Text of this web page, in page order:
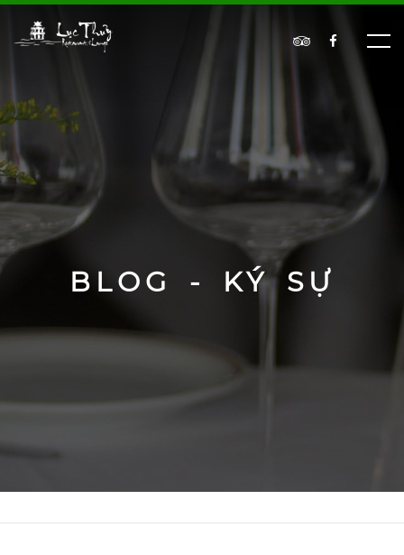
BLOG - KÝ SỰ